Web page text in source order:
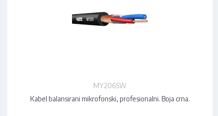
MY206SW
Kabel balansirani mikrofonski, profesionalni. Boja crna.